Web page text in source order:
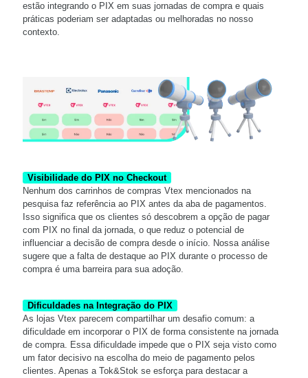
estão integrando o PIX em suas jornadas de compra e quais
práticas poderiam ser adaptadas ou melhoradas no nosso
contexto.
Visibilidade do PIX no Checkout
Nenhum dos carrinhos de compras Vtex mencionados na
pesquisa faz referência ao PIX antes da aba de pagamentos.
Isso significa que os clientes só descobrem a opção de pagar
com PIX no final da jornada, o que reduz o potencial de
influenciar a decisão de compra desde o início. Nossa análise
sugere que a falta de destaque ao PIX durante o processo de
compra é uma barreira para sua adoção.
Dificuldades na Integração do PIX
As lojas Vtex parecem compartilhar um desafio comum: a
dificuldade em incorporar o PIX de forma consistente na jornada
de compra. Essa dificuldade impede que o PIX seja visto como
um fator decisivo na escolha do meio de pagamento pelos
clientes. Apenas a Tok&Stok se esforça para destacar a